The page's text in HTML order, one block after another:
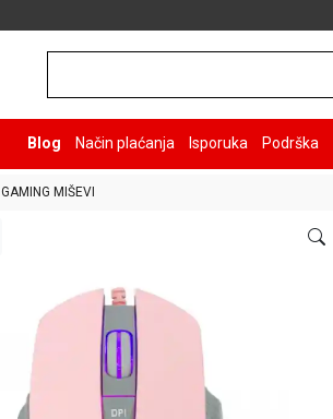
Blog Način plaćanja Isporuka Podrška
GAMING MIŠEVI